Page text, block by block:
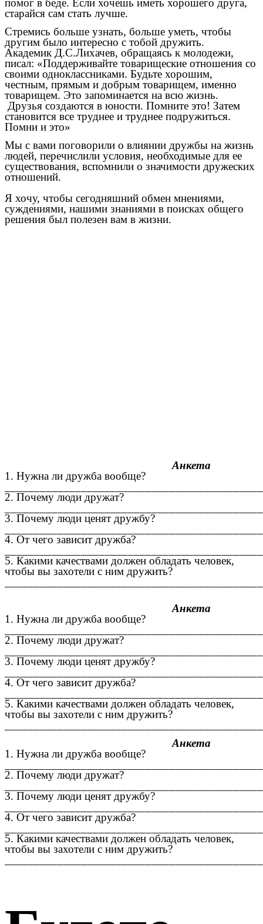
помог в беде. Если хочешь иметь хорошего друга,
старайся сам стать лучше.
Стремись больше узнать, больше уметь, чтобы
другим было интересно с тобой дружить.
Академик Д.С.Лихачев, обращаясь к молодежи,
писал: «Поддерживайте товарищеские отношения со
своими одноклассниками. Будьте хорошим,
честным, прямым и добрым товарищем, именно
товарищем. Это запоминается на всю жизнь.
Друзья создаются в юности. Помните это! Затем
становится все труднее и труднее подружиться.
Помни и это»
Мы с вами поговорили о влиянии дружбы на жизнь
людей, перечислили условия, необходимые для ее
существования, вспомнили о значимости дружеских
отношений.
Я хочу, чтобы сегодняшний обмен мнениями,
суждениями, нашими знаниями в поисках общего
решения был полезен вам в жизни.
Анкета
1. Нужна ли дружба вообще?
2. Почему люди дружат?
3. Почему люди ценят дружбу?
4. От чего зависит дружба?
5. Какими качествами должен обладать человек,
чтобы вы захотели с ним дружить?
Анкета
1. Нужна ли дружба вообще?
2. Почему люди дружат?
3. Почему люди ценят дружбу?
4. От чего зависит дружба?
5. Какими качествами должен обладать человек,
чтобы вы захотели с ним дружить?
Анкета
1. Нужна ли дружба вообще?
2. Почему люди дружат?
3. Почему люди ценят дружбу?
4. От чего зависит дружба?
5. Какими качествами должен обладать человек,
чтобы вы захотели с ним дружить?